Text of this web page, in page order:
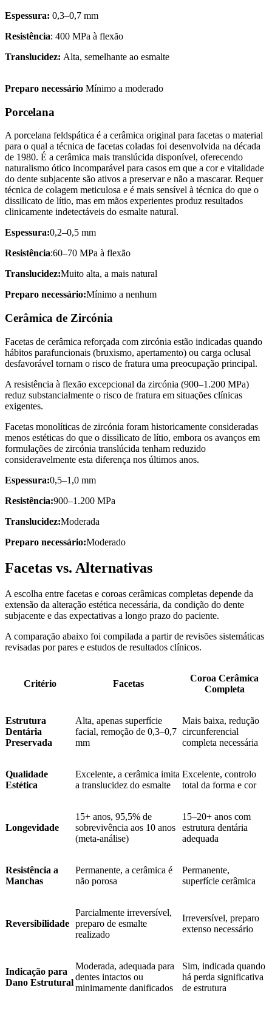
Espessura: 0,3–0,7 mm
Resistência: 400 MPa à flexão
Translucidez: Alta, semelhante ao esmalte
Preparo necessário Mínimo a moderado
Porcelana
A porcelana feldspática é a cerâmica original para facetas o material
para o qual a técnica de facetas coladas foi desenvolvida na década
de 1980. É a cerâmica mais translúcida disponível, oferecendo
naturalismo ótico incomparável para casos em que a cor e vitalidade
do dente subjacente são ativos a preservar e não a mascarar. Requer
técnica de colagem meticulosa e é mais sensível à técnica do que o
dissilicato de lítio, mas em mãos experientes produz resultados
clinicamente indetectáveis do esmalte natural.
Espessura:0,2–0,5 mm
Resistência:60–70 MPa à flexão
Translucidez:Muito alta, a mais natural
Preparo necessário:Mínimo a nenhum
Cerâmica de Zircónia
Facetas de cerâmica reforçada com zircónia estão indicadas quando
hábitos parafuncionais (bruxismo, apertamento) ou carga oclusal
desfavorável tornam o risco de fratura uma preocupação principal.
A resistência à flexão excepcional da zircónia (900–1.200 MPa)
reduz substancialmente o risco de fratura em situações clínicas
exigentes.
Facetas monolíticas de zircónia foram historicamente consideradas
menos estéticas do que o dissilicato de lítio, embora os avanços em
formulações de zircónia translúcida tenham reduzido
consideravelmente esta diferença nos últimos anos.
Espessura:0,5–1,0 mm
Resistência:900–1.200 MPa
Translucidez:Moderada
Preparo necessário:Moderado
Facetas vs. Alternativas
A escolha entre facetas e coroas cerâmicas completas depende da
extensão da alteração estética necessária, da condição do dente
subjacente e das expectativas a longo prazo do paciente.
A comparação abaixo foi compilada a partir de revisões sistemáticas
revisadas por pares e estudos de resultados clínicos.
Critério Facetas
Coroa Cerâmica
Completa
Estrutura
Dentária
Preservada
Alta, apenas superfície
facial, remoção de 0,3–0,7
mm
Mais baixa, redução
circunferencial
completa necessária
Qualidade
Estética
Excelente, a cerâmica imita
a translucidez do esmalte
Excelente, controlo
total da forma e cor
Longevidade
15+ anos, 95,5% de
sobrevivência aos 10 anos
(meta-análise)
15–20+ anos com
estrutura dentária
adequada
Resistência a
Manchas
Permanente, a cerâmica é
não porosa
Permanente,
superfície cerâmica
Reversibilidade
Parcialmente irreversível,
preparo de esmalte
realizado
Irreversível, preparo
extenso necessário
Indicação para
Dano Estrutural
Moderada, adequada para
dentes intactos ou
minimamente danificados
Sim, indicada quando
há perda significativa
de estrutura